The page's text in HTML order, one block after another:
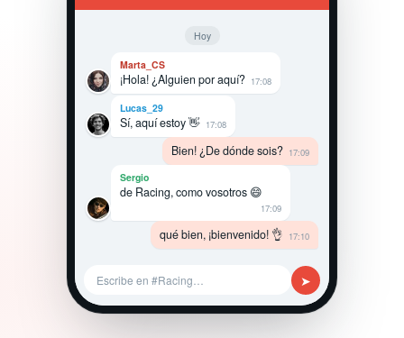
Hoy
Marta_CS
¡Hola! ¿Alguien por aquí? 17:08
Lucas_29
Sí, aquí estoy 👋 17:08
Bien! ¿De dónde sois? 17:09
Sergio
de Racing, como vosotros 😄
17:09
qué bien, ¡bienvenido! 👌 17:10
Escribe en #Racing… ➤